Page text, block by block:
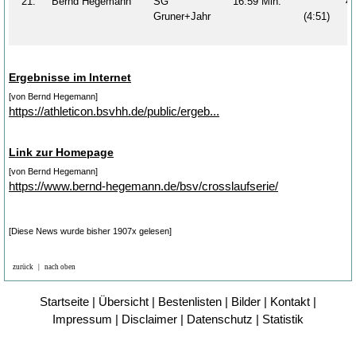
Gruner+Jahr
(4:51)
Ergebnisse im Internet
[von Bernd Hegemann]
https://athleticon.bsvhh.de/public/ergeb...
Link zur Homepage
[von Bernd Hegemann]
https://www.bernd-hegemann.de/bsv/crosslaufserie/
[Diese News wurde bisher 1907x gelesen]
zurück nach oben
Startseite | Übersicht | Bestenlisten | Bilder | Kontakt |
Impressum | Disclaimer | Datenschutz | Statistik